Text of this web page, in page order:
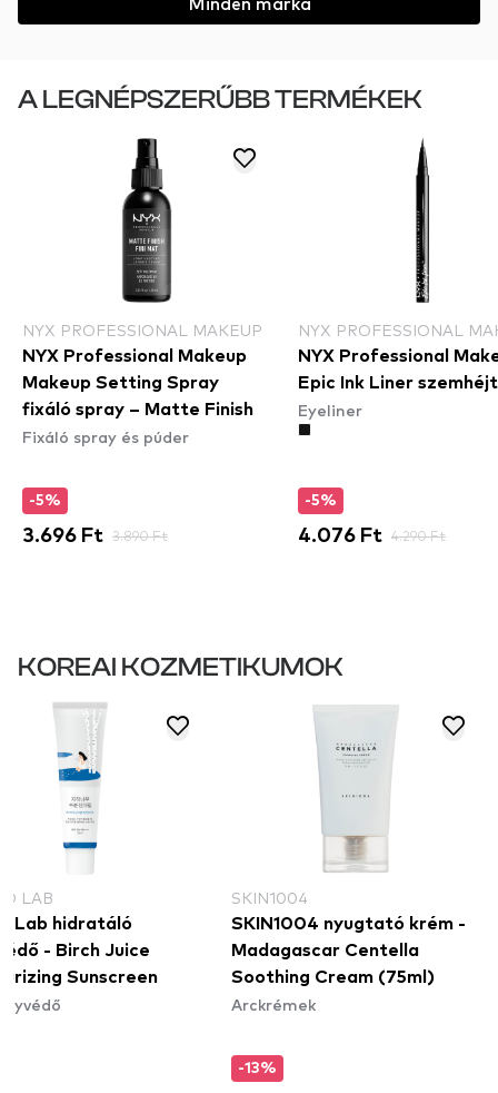
A LEGNÉPSZERŰBB TERMÉKEK
NYX PROFESSIONAL MAKEUP
NYX Professional Makeup
Makeup Setting Spray
fixáló spray – Matte Finish
Fixáló spray és púder
-5%
3.696 Ft 3.890 Ft
NYX PROFESSIONAL
NYX Professional
Epic Ink Liner
Eyeliner
-5%
4.076 Ft 4.290 Ft
KOREAI KOZMETIKUMOK
LAB
Lab hidratáló
- Birch Juice
Sunscreen
SKIN1004
SKIN1004 nyugtató krém -
Madagascar Centella
Soothing Cream (75ml)
Arckrémek
-13%